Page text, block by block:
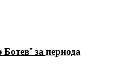
запериода